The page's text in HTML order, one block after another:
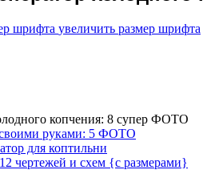
шрифта увеличить размер шрифта
копчения: 8 супер ФОТО
своими руками: 5 ФОТО
для коптильни
чертежей и схем {с размерами}